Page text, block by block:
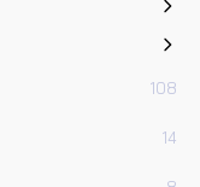
108
14